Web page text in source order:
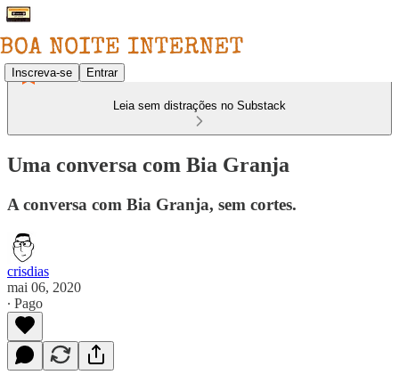
Inscreva-se Entrar
Leia sem distrações no Substack
Uma conversa com Bia Granja
A conversa com Bia Granja, sem cortes.
crisdias
mai 06, 2020
∙ Pago